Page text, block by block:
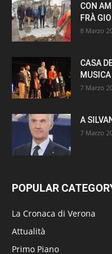
CON
FRÀ
8 Marzo
CASA
MUSICA
7 Marzo
A
7 Marzo
POPULAR
La Cronaca di Verona
Attualità
Primo Piano